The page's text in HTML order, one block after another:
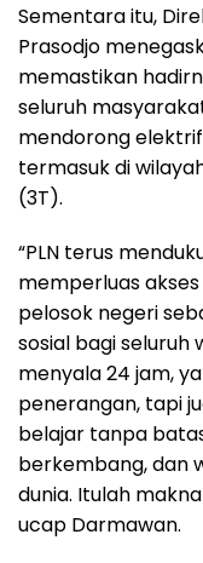
Sementara itu,
Prasodjo
memastikan
seluruh
mendorong
termasuk di
(3T).
“PLN terus
memperluas
pelosok negeri
sosial bagi seluruh
menyala 24 jam,
penerangan, tapi
belajar tanpa
berkembang, dan
dunia. Itulah
ucap Darmawan.